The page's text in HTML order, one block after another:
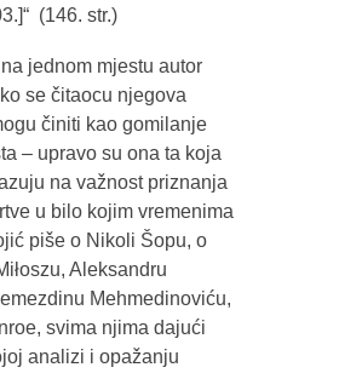
(146. str.)
jednom mjestu autor
se čitaocu njegova
činiti kao gomilanje
– upravo su ona ta koja
na važnost priznanja
u bilo kojim vremenima
piše o Nikoli Šopu, o
Aleksandru
Mehmedinoviću,
svima njima dajući
analizi i opažanju